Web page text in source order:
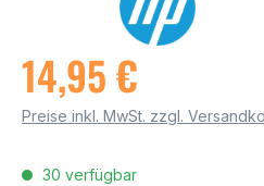
14,95 €
Preise inkl. MwSt. zzgl.
30 verfügbar